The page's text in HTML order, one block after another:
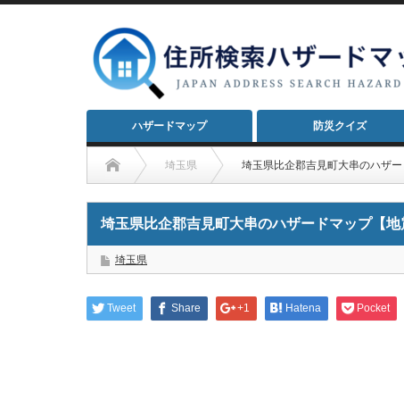
ハザードマップ 防災クイズ
埼玉県 埼玉県比企郡吉見町大串のハザ
埼玉県比企郡吉見町大串のハザードマップ【地
埼玉県
Tweet Share +1 Hatena Pocket